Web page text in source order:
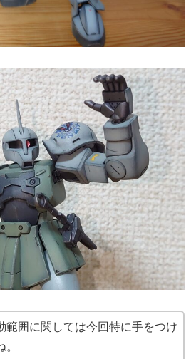
範囲に関しては今回特に手をつけ